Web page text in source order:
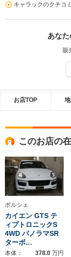
い致します。 奥さまにも
キャラックのクチコ
あな
販
お店TOP
このお店の
ポルシェ
カイエン GTS テ
ィプトロニックS
4WD パノラマSR
ターボ…
本体： 378.0 万円